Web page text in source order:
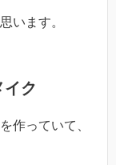
います。
ク
作っていて、